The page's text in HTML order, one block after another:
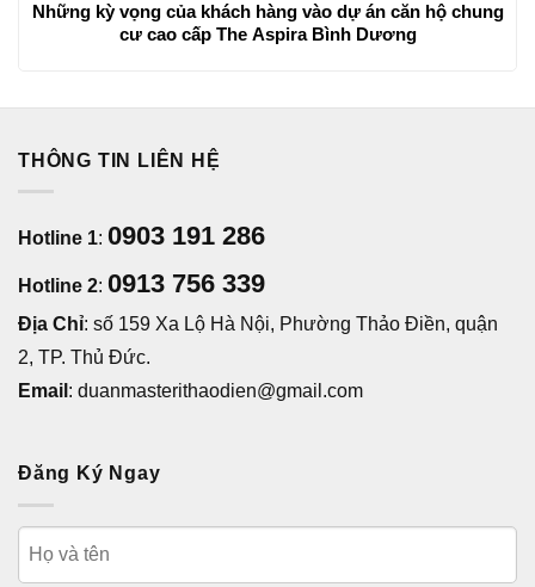
Những kỳ vọng của khách hàng vào dự án căn hộ chung
cư cao cấp The Aspira Bình Dương
THÔNG TIN LIÊN HỆ
Hotline 1: 0903 191 286
Hotline 2: 0913 756 339
Địa Chỉ: số 159 Xa Lộ Hà Nội, Phường Thảo Điền, quận
2, TP. Thủ Đức.
Email : duanmasterithaodien@gmail.com
Đăng Ký Ngay